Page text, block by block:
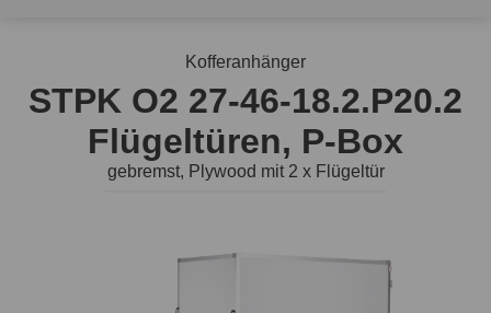
Kofferanhänger
STPK O2 27-46-18.2.P20.2
Flügeltüren, P-Box
gebremst, Plywood mit 2 x Flügeltür